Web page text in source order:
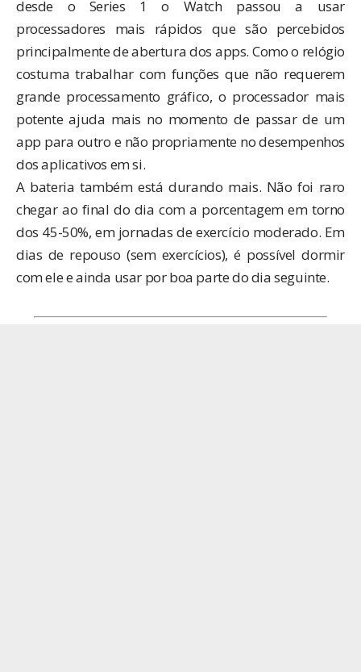
desde o Series 1 o Watch passou a usar
processadores mais rápidos que são percebidos
principalmente de abertura dos apps. Como o relógio
costuma trabalhar com funções que não requerem
grande processamento gráfico, o processador mais
potente ajuda mais no momento de passar de um
app para outro e não propriamente no desempenhos
dos aplicativos em si.
A bateria também está durando mais. Não foi raro
chegar ao final do dia com a porcentagem em torno
dos 45-50%, em jornadas de exercício moderado. Em
dias de repouso (sem exercícios), é possível dormir
com ele e ainda usar por boa parte do dia seguinte.